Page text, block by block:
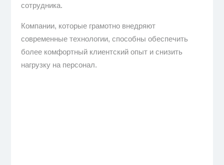
сотрудника.
Компании, которые грамотно внедряют
современные технологии, способны обеспечить
более комфортный клиентский опыт и снизить
нагрузку на персонал.